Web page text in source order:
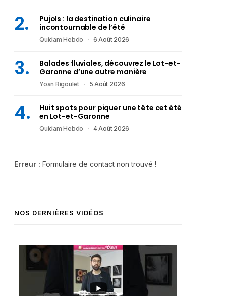
Pujols : la destination culinaire
incontournable de l’été
Quidam Hebdo 6 Août 2026
Balades fluviales, découvrez le Lot-et-
Garonne d’une autre manière
Yoan Rigoulet 5 Août 2026
Huit spots pour piquer une tête cet été
en Lot-et-Garonne
Quidam Hebdo 4 Août 2026
Erreur : Formulaire de contact non trouvé !
NOS DERNIÈRES VIDÉOS